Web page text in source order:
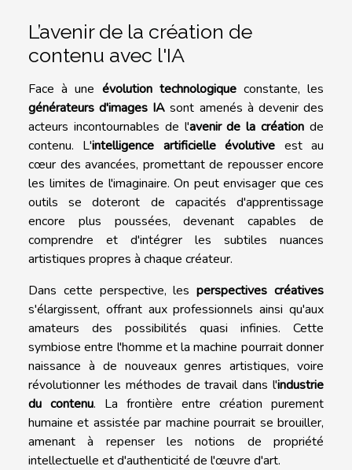
L’avenir de la création de
contenu avec l'IA
Face à une évolution technologiqueconstante, les
générateurs d'images IA sont amenés à devenir des
acteurs incontournables de l'avenir de la création de
contenu. L'intelligence artificielle évolutive est au
cœur des avancées, promettant de repousser encore
les limites de l'imaginaire. On peut envisager que ces
outils se doteront de capacités d'apprentissage
encore plus poussées, devenant capables de
comprendre et d'intégrer les subtiles nuances
artistiques propres à chaque créateur.
Dans cette perspective, lesperspectives créatives
s'élargissent, offrant aux professionnels ainsi qu'aux
amateurs des possibilités quasi infinies. Cette
symbiose entre l'homme et la machine pourrait donner
naissance à de nouveaux genres artistiques, voire
révolutionner les méthodes de travail dans l'industrie
du contenu. La frontière entre création purement
humaine et assistée par machine pourrait se brouiller,
amenant à repenser les notions de propriété
intellectuelle et d'authenticité de l'œuvre d'art.